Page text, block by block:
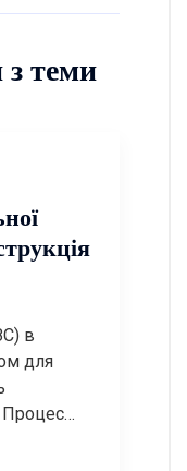
з теми
в
для
Процес